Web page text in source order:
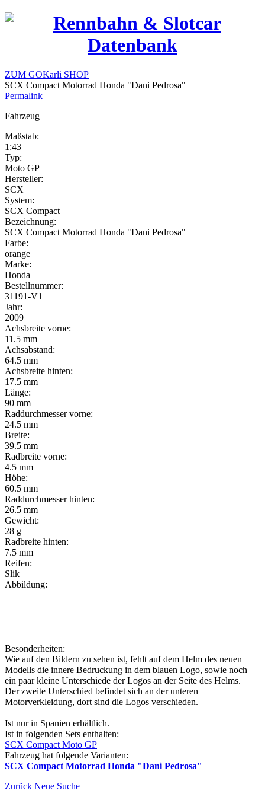
ZUM GOKarli SHOP
SCX Compact Motorrad Honda "Dani Pedrosa"
Permalink
Fahrzeug
Maßstab:
1:43
Typ:
Moto GP
Hersteller:
SCX
System:
SCX Compact
Bezeichnung:
SCX Compact Motorrad Honda "Dani Pedrosa"
Farbe:
orange
Marke:
Honda
Bestellnummer:
31191-V1
Jahr:
2009
Achsbreite vorne:
11.5 mm
Achsabstand:
64.5 mm
Achsbreite hinten:
17.5 mm
Länge:
90 mm
Raddurchmesser vorne:
24.5 mm
Breite:
39.5 mm
Radbreite vorne:
4.5 mm
Höhe:
60.5 mm
Raddurchmesser hinten:
26.5 mm
Gewicht:
28 g
Radbreite hinten:
7.5 mm
Reifen:
Slik
Abbildung:
Besonderheiten:
Wie auf den Bildern zu sehen ist, fehlt auf dem Helm des neuen
Modells die innere Bedruckung in dem blauen Logo, sowie noch
ein paar kleine Unterschiede der Logos an der Seite des Helms.
Der zweite Unterschied befindet sich an der unteren
Motorverkleidung, dort sind die Logos verschieden.
Ist nur in Spanien erhältlich.
Ist in folgenden Sets enthalten:
SCX Compact Moto GP
Fahrzeug hat folgende Varianten:
SCX Compact Motorrad Honda "Dani Pedrosa"
Zurück Neue Suche